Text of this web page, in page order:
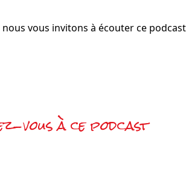
vous invitons à écouter ce podcast
vous à ce podcast